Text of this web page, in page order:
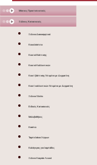
Μάσκες Προστατευτικές
Ξύλινες Κατασκευές
Ξύλινα Διακοσμητικά
Κουκλόσπιτα
Κουτιά Βάπτισης
Κουτιά Καλλυντικών
Κουτί βάπτισης Ντυμένο με Δερματίνη
Κουτί καλλυντικών Ντυμένο με Δερματίνη
Ξύλινα Sticks
Ειδικές Κατασκευές
Μολυβοθήκες
Κασπώ
Ταμπελάκια Χώρων
Καλόγερος για λαμπάδες
Ξύλινο Καφάσι Λευκό